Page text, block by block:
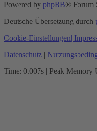
Powered by phpBB® Forum
Deutsche Übersetzung durch
Cookie-Einstellungen|
Datenschutz |
Time: 0.007s | Peak Memory